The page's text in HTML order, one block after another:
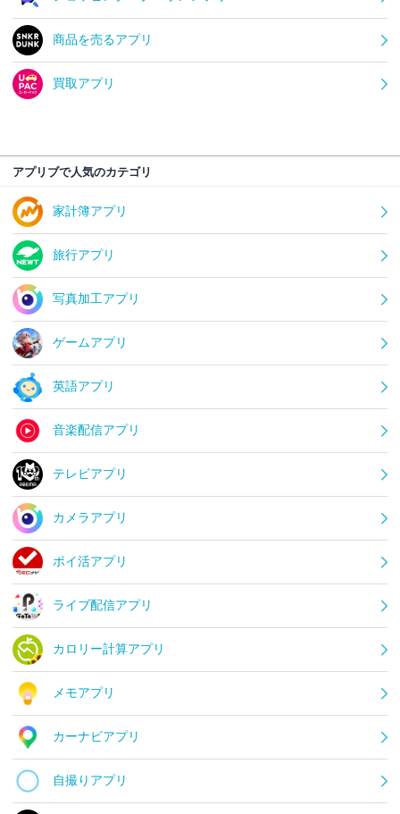
商品を売るアプリ
買取アプリ
アプリブで人気のカテゴリ
家計簿アプリ
旅行アプリ
写真加工アプリ
ゲームアプリ
英語アプリ
音楽配信アプリ
テレビアプリ
カメラアプリ
ポイ活アプリ
ライブ配信アプリ
カロリー計算アプリ
メモアプリ
カーナビアプリ
自撮りアプリ